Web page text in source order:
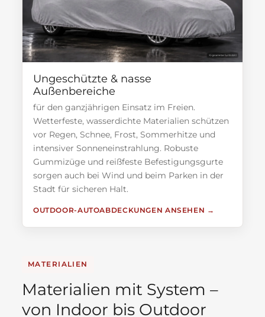
Ungeschützte & nasse
Außenbereiche
für den ganzjährigen Einsatz im Freien.
Wetterfeste, wasserdichte Materialien schützen
vor Regen, Schnee, Frost, Sommerhitze und
intensiver Sonneneinstrahlung. Robuste
Gummizüge und reißfeste Befestigungsgurte
sorgen auch bei Wind und beim Parken in der
Stadt für sicheren Halt.
OUTDOOR-AUTOABDECKUNGEN ANSEHEN
MATERIALIEN
Materialien mit System –
von Indoor bis Outdoor